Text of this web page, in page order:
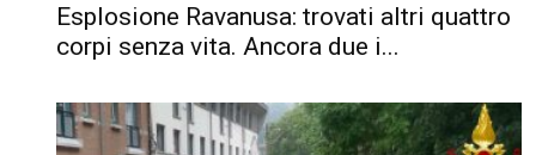
Esplosione Ravanusa: trovati altri quattro
corpi senza vita. Ancora due i...